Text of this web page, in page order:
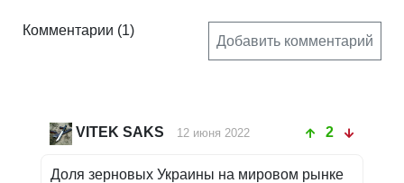
Комментарии (1)
Добавить комментарий
VITEK SAKS 12 июня 2022 2
Доля зерновых Украины на мировом рынке